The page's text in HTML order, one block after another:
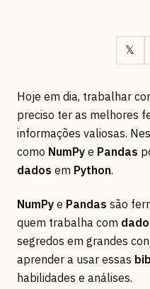
𝕏
Hoje em dia, trabalhar
preciso ter as melhores
informações valiosas.
como NumPy e Pandas
dados em Python.
NumPy e Pandas são
quem trabalha com
segredos em grandes
aprender a usar essas
habilidades e análises.